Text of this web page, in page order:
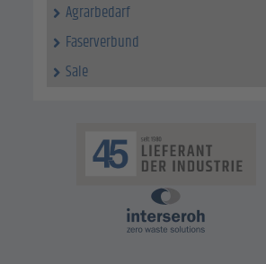
Agrarbedarf
Faserverbund
Sale